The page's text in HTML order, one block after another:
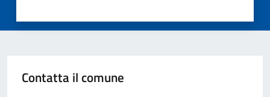
Contatta il comune